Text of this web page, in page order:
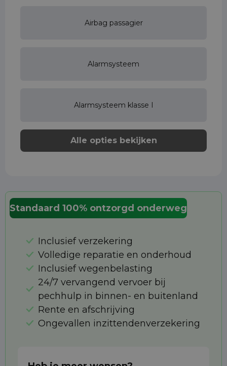
Airbag passagier
Alarmsysteem
Alarmsysteem klasse I
Alle opties bekijken
Standaard 100% ontzorgd onderweg
Inclusief verzekering
Volledige reparatie en onderhoud
Inclusief wegenbelasting
24/7 vervangend vervoer bij
pechhulp in binnen- en buitenland
Rente en afschrijving
Ongevallen inzittendenverzekering